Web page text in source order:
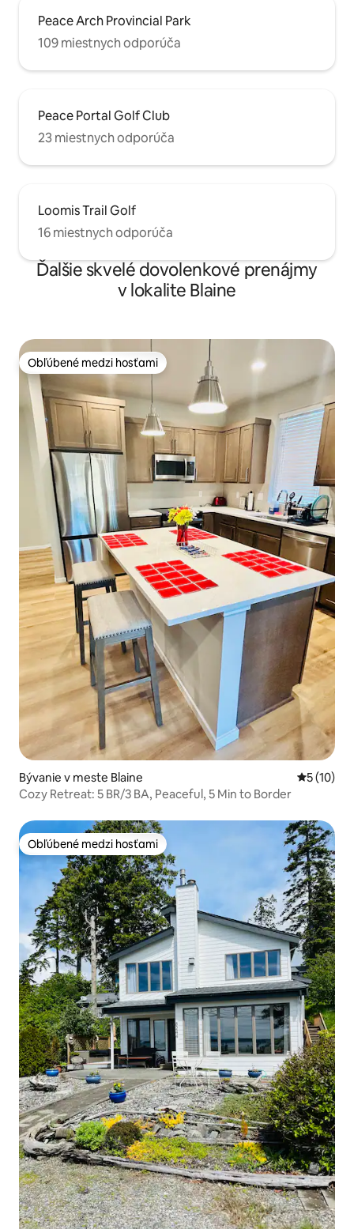
Peace Arch Provincial Park
109 miestnych odporúča
Peace Portal Golf Club
23 miestnych odporúča
Loomis Trail Golf
16 miestnych odporúča
Ďalšie skvelé dovolenkové prenájmy
v lokalite Blaine
Obľúbené medzi hosťami
Obľúbené medzi hosťami
Bývanie v meste Blaine
5 (10)
Cozy Retreat: 5 BR/3 BA, Peaceful, 5 Min to Border
Obľúbené medzi hosťami
Obľúbené medzi hosťami